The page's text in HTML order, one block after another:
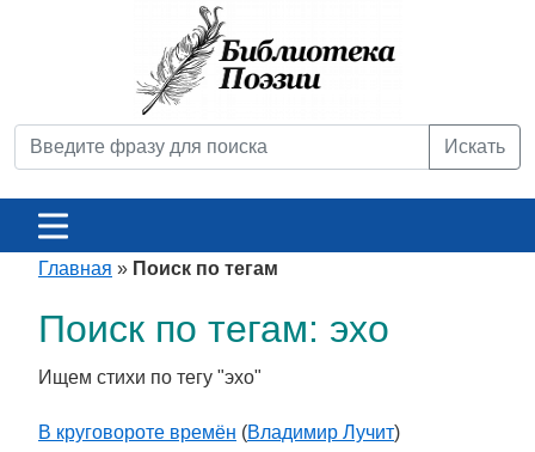
Искать
Главная » Поиск по тегам
Поиск по тегам: эхо
Ищем стихи по тегу "эхо"
В круговороте времён (Владимир Лучит)